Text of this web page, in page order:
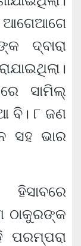
ଆଗେଆଗେ
ଦ୍ବାରା
ସାମିଲ୍‌
ବି। ୮ ଜଣ
ସହ ଭାର
ଠାକୁରଙ୍କ
ପରମ୍ପରା